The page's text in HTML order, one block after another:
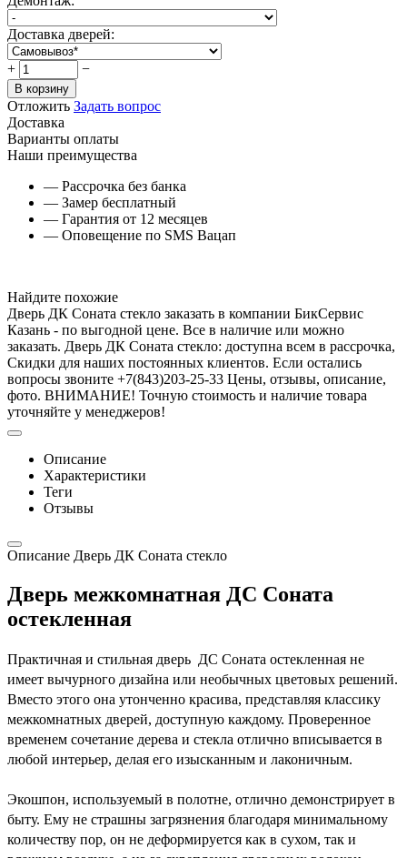
Доставка дверей:
+ −
В корзину
Отложить Задать вопрос
Доставка
Варианты оплаты
Наши преимущества
— Рассрочка без банка
— Замер бесплатный
— Гарантия от 12 месяцев
— Оповещение по SMS Вацап
Найдите похожие
Дверь ДК Соната стекло заказать в компании БикСервис
Казань - по выгодной цене. Все в наличие или можно
заказать. Дверь ДК Соната стекло: доступна всем в рассрочка,
Скидки для наших постоянных клиентов. Если остались
вопросы звоните +7(843)203-25-33 Цены, отзывы, описание,
фото. ВНИМАНИЕ! Точную стоимость и наличие товара
уточняйте у менеджеров!
Описание
Характеристики
Теги
Отзывы
Описание Дверь ДК Соната стекло
Дверь межкомнатная ДС Соната
остекленная
Практичная и стильная дверь ДС Соната остекленная не
имеет вычурного дизайна или необычных цветовых решений.
Вместо этого она утонченно красива, представляя классику
межкомнатных дверей, доступную каждому. Проверенное
временем сочетание дерева и стекла отлично вписывается в
любой интерьер, делая его изысканным и лаконичным.
Экошпон, используемый в полотне, отлично демонстрирует в
быту. Ему не страшны загрязнения благодаря минимальному
количеству пор, он не деформируется как в сухом, так и